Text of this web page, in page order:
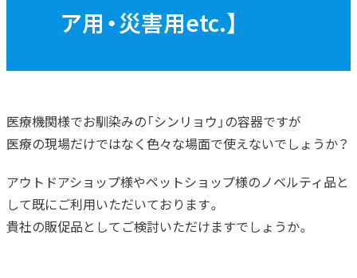
ア用・災害用etc.】
医療機関様でお馴染みの「シンリョウ」の容器ですが
医療の現場だけではなく色々な場面で使えないでしょうか？
アウトドアショップ様やペットショップ様のノベルティ品と
して既にご利用いただいております。
貴社の販促品としてご検討いただけますでしょうか。